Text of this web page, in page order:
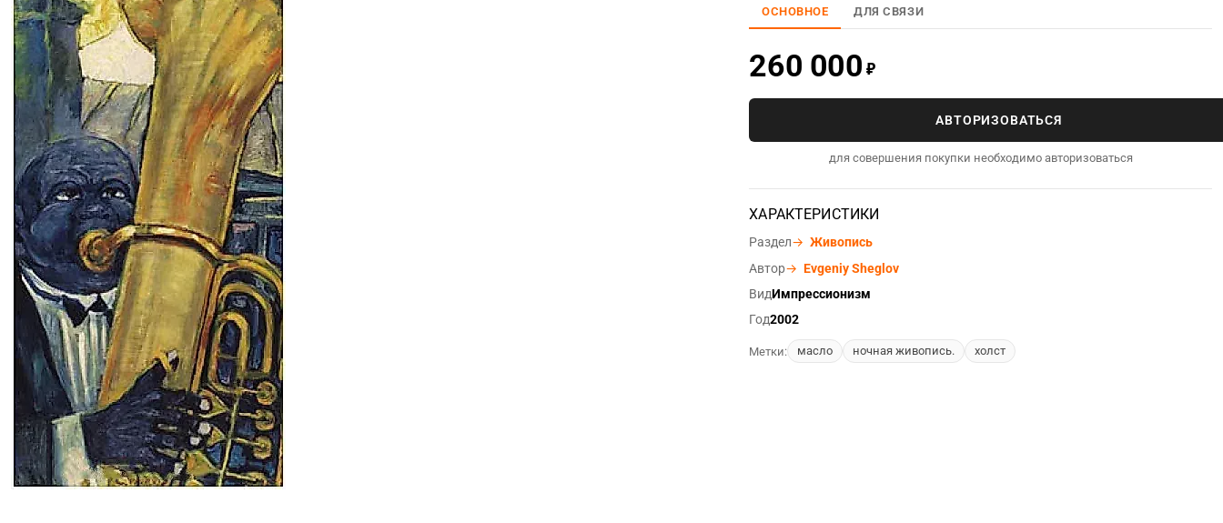
ОСНОВНОЕ ДЛЯ СВЯЗИ
260 000 ₽
АВТОРИЗОВАТЬСЯ
для совершения покупки необходимо авторизоваться
ХАРАКТЕРИСТИКИ
Раздел→ Живопись
Автор→ Evgeniy Sheglov
ВидИмпрессионизм
Год2002
Метки: масло ночная живопись. холст